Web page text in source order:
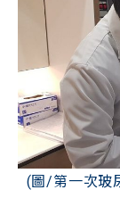
(圖/第一次玻